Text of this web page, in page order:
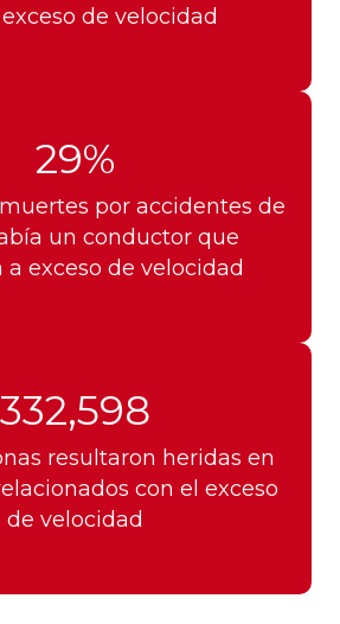
de velocidad
29%
por accidentes de
un conductor que
a exceso de velocidad
332,598
resultaron heridas en
con el exceso
de velocidad